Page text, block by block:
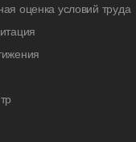
оценка условий труда